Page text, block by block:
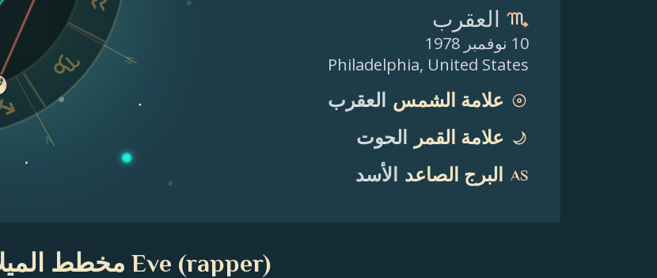
العقرب
10 نوفمبر 1978
Philadelphia, United States
علامة الشمس
العقرب
علامة القمر
الحوت
البرج الصاعد
الأسد
V
VI
Eve (rapper) مخطط الميلاد